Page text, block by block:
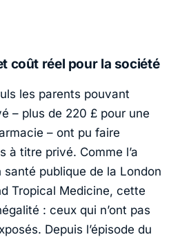
coût réel pour la société
les parents pouvant
– plus de 220 £ pour une
– ont pu faire
à titre privé. Comme l’a
publique de la London
Tropical Medicine, cette
: ceux qui n’ont pas
Depuis l’épisode du